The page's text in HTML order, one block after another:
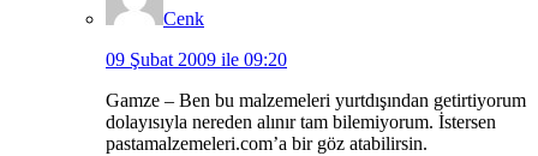
Cenk
09 Şubat 2009 ile 09:20
Gamze – Ben bu malzemeleri yurtdışından getirtiyorum
dolayısıyla nereden alınır tam bilemiyorum. İstersen
pastamalzemeleri.com’a bir göz atabilirsin.